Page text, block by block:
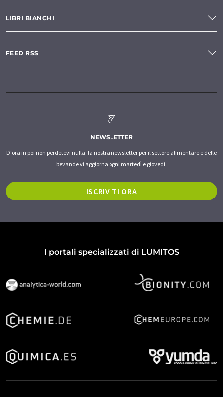
LIBRI BIANCHI
FEED RSS
NEWSLETTER
D'ora in poi non perdetevi nulla: la nostra newsletter per il settore alimentare e delle
bevande vi aggiorna ogni martedì e giovedì.
ISCRIVITI ORA
I portali specializzati di LUMITOS